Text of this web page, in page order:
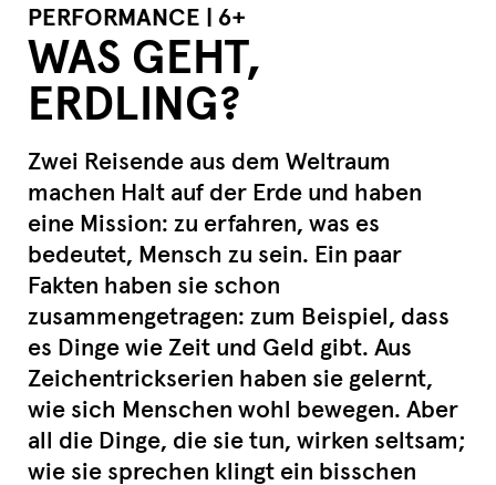
PERFORMANCE | 6+
WAS GEHT,
ERDLING?
Zwei Reisende aus dem Weltraum
machen Halt auf der Erde und haben
eine Mission: zu erfahren, was es
bedeutet, Mensch zu sein. Ein paar
Fakten haben sie schon
zusammengetragen: zum Beispiel, dass
es Dinge wie Zeit und Geld gibt. Aus
Zeichentrickserien haben sie gelernt,
wie sich Menschen wohl bewegen. Aber
all die Dinge, die sie tun, wirken seltsam;
wie sie sprechen klingt ein bisschen